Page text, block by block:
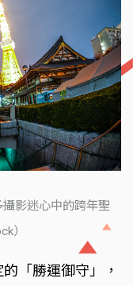
影迷心中的跨年聖
）
「勝運御守」，